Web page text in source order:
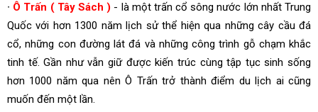
∙ Ô Trấn ( Tây Sách ) - là một trấn cổ sông nước lớn nhất Trung
Quốc với hơn 1300 năm lịch sử thể hiện qua những cây cầu đá
cổ, những con đường lát đá và những công trình gỗ chạm khắc
tinh tế. Gần như vẫn giữ được kiến trúc cùng tập tục sinh sống
hơn 1000 năm qua nên Ô Trấn trở thành điểm du lịch ai cũng
muốn đến một lần.